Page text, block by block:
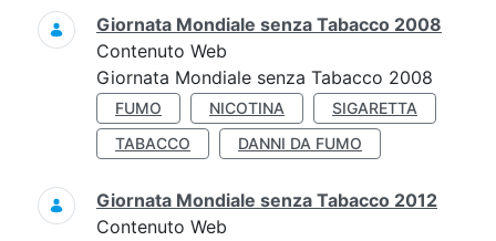
Giornata Mondiale senza Tabacco 2008
Contenuto Web
Giornata Mondiale senza Tabacco 2008
FUMO NICOTINA
SIGARETTA
TABACCO
DANNI DA FUMO
Giornata Mondiale senza Tabacco 2012
Contenuto Web